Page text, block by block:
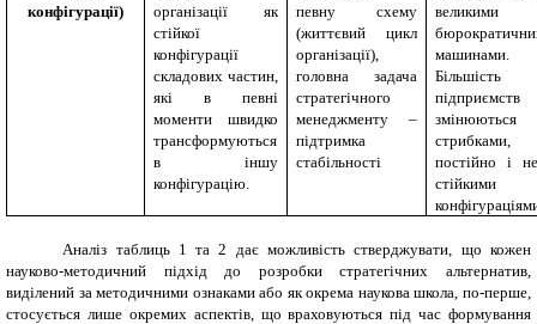
конфігурації)
організації як
стійкої
конфігурації
складових частин,
які в певні
моменти швидко
трансформуються
в іншу
конфігурацію.
певну схему
(життєвий цикл
організації),
головна задача
стратегічного
менеджменту –
підтримка
стабільності
великими
машинами.
Більшість
підприємств
змінюються
постійно і
стійкими
Аналіз таблиць 1 та 2 дає можливість стверджувати, що кожен
науково-методичний підхід до розробки стратегічних альтернатив,
виділений за методичними ознаками або як окрема наукова школа, по-перше,
стосується лише окремих аспектів, що враховуються під час формування